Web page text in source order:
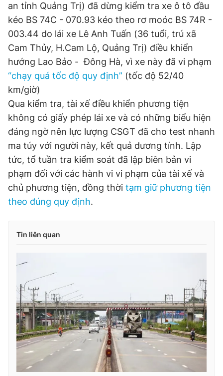
Đọc Thanh Niên trên điện thoại
Theo dõi báo trên
Hotline
0906 645 777
Liên hệ quảng cáo
0908 780 404
Đặt báo Quảng cáo RSS Tòa soạn Chính sách bảo
Tổng biên tập: Nguyễn Ngọc Toàn
Phó tổng biên tập: Trần Việt Hưng
Tổng thư ký tòa soạn: Đức Trung
© 2003-2026 Bản quyền thuộc về Báo Thanh Niên. Cấm sao
chép dưới mọi hình thức nếu không có sự chấp thuận bằng văn
bản. Phát triển bởi ePi Technologies, JSC.
an tỉnh Quảng Trị) đã dừng kiểm tra xe ô tô đầu
kéo BS 74C - 070.93 kéo theo rơ moóc BS 74R -
003.44 do lái xe Lê Anh Tuấn (36 tuổi, trú xã
Cam Thủy, H.Cam Lộ, Quảng Trị) điều khiển
hướng Lao Bảo - Đông Hà, vì xe này đã vi phạm
“chạy quá tốc độ quy định” (tốc độ 52/40
km/giờ)
Qua kiểm tra, tài xế điều khiển phương tiện
không có giấy phép lái xe và có những biểu hiện
đáng ngờ nên lực lượng CSGT đã cho test nhanh
ma túy với người này, kết quả dương tính. Lập
tức, tổ tuần tra kiểm soát đã lập biên bản vi
phạm đối với các hành vi vi phạm của tài xế và
chủ phương tiện, đồng thời tạm giữ phương tiện
theo đúng quy định.
Tin liên quan